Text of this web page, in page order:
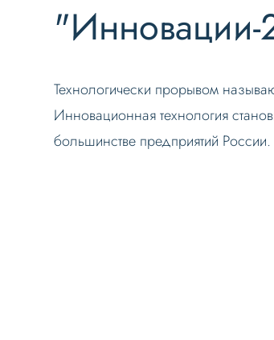
Технологически прорывом
Инновационная технология
большинстве предприятий России.